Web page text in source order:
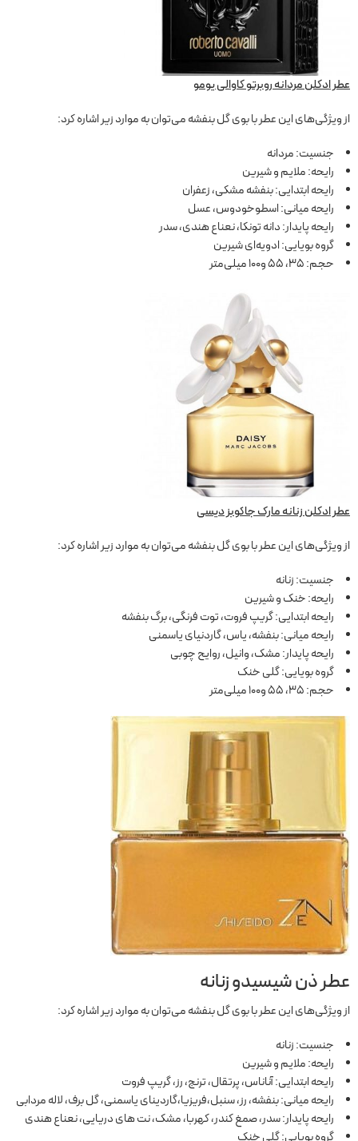
عطر ادکلن مردانه روبرتو کاوالی یومو
از ویژگی‌های این عطر با بوی گل بنفشه می‌توان به موارد زیر اشاره کرد:
جنسیت: مردانه
رایحه: ملایم و شیرین
رایحه ابتدایی: بنفشه مشکی، زعفران
رایحه میانی: اسطوخودوس، عسل
رایحه پایدار: دانه تونکا، نعناع هندی، سدر
گروه بویایی: ادویه‌ای شیرین
حجم: 35، 55 و100 میلی‌متر
عطر ادکلن زنانه مارک جاکوبز دیسی
از ویژگی‌های این عطر با بوی گل بنفشه می‌توان به موارد زیر اشاره کرد:
جنسیت: زنانه
رایحه: خنک و شیرین
رایحه ابتدایی: گریپ فروت، توت فرنگی، برگ بنفشه
رایحه میانی: بنفشه، یاس، گاردنیای یاسمنی
رایحه پایدار: مشک، وانیل، روایح چوبی
گروه بویایی: گلی خنک
حجم: 35، 55 و100 میلی‌متر
عطر ذن شیسیدو زنانه
از ویژگی‌های این عطر با بوی گل بنفشه می‌توان به موارد زیر اشاره کرد:
جنسیت: زنانه
رایحه: ملایم و شیرین
رایحه ابتدایی: آناناس، پرتقال، ترنج، رز، گریپ فروت
رایحه میانی: بنفشه، رز، سنبل،فریزیا،گاردینای یاسمنی، گل برف، لاله مردابی
رایحه پایدار: سدر، صمغ کندر، کهربا، مشک، نت های دریایی، نعناع هندی
گروه بویایی: گلی خنک